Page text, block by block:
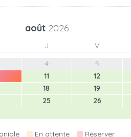
août 2026
J V
4 5
11 12
18 19
25 26
En attente Réserver